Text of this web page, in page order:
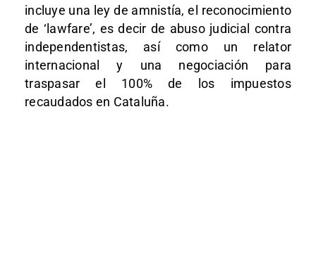
incluye una ley de amnistía, el reconocimiento
de ‘lawfare’, es decir de abuso judicial contra
independentistas, así como un relator
internacional y una negociación para
traspasar el 100% de los impuestos
recaudados en Cataluña.